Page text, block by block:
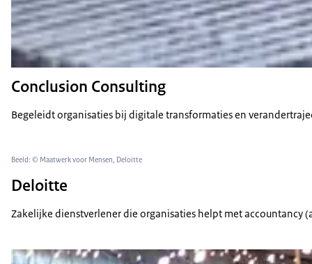
Conclusion Consulting
Begeleidt organisaties bij digitale transformaties en
Beeld: © Maatwerk voor Mensen, Deloitte
Deloitte
Zakelijke dienstverlener die organisaties helpt met accountancy